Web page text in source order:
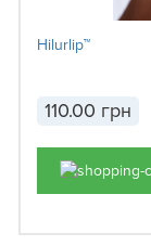
Hilurlip™
110.00 грн